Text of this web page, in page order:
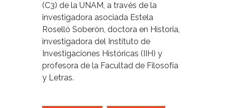
(C3) de la UNAM, a través de la
investigadora asociada Estela
Roselló Soberón, doctora en Historia,
investigadora del Instituto de
Investigaciones Históricas (IIH) y
profesora de la Facultad de Filosofía
y Letras.